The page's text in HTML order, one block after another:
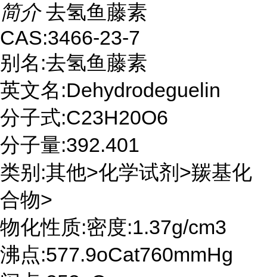
简介 去氢鱼藤素
CAS:3466-23-7
别名:去氢鱼藤素
英文名:Dehydrodeguelin
分子式:C23H20O6
分子量:392.401
类别:其他>化学试剂>羰基化
合物>
物化性质:密度:1.37g/cm3
沸点:577.9oCat760mmHg